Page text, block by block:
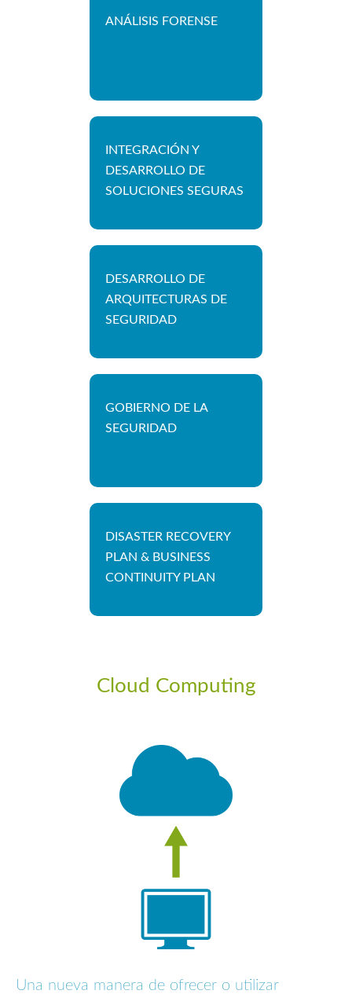
ANÁLISIS FORENSE
INTEGRACIÓN Y
DESARROLLO DE
SOLUCIONES SEGURAS
DESARROLLO DE
ARQUITECTURAS DE
SEGURIDAD
GOBIERNO DE LA
SEGURIDAD
DISASTER RECOVERY
PLAN & BUSINESS
CONTINUITY PLAN
Cloud Computing
Una nueva manera de ofrecer o utilizar